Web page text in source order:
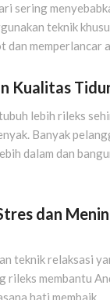
sering
teknik
dan memperlancar
Kualitas
lebih rileks
Banyak
dalam dan
dan
teknik relaksasi
rileks membantu
hati membaik.